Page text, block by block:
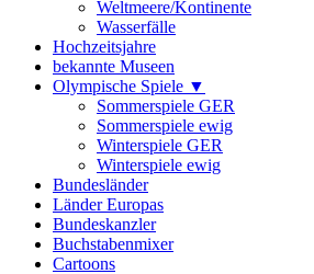
Weltmeere/Kontinente
Wasserfälle
Hochzeitsjahre
bekannte Museen
Olympische Spiele ▼
Sommerspiele GER
Sommerspiele ewig
Winterspiele GER
Winterspiele ewig
Bundesländer
Länder Europas
Bundeskanzler
Buchstabenmixer
Cartoons